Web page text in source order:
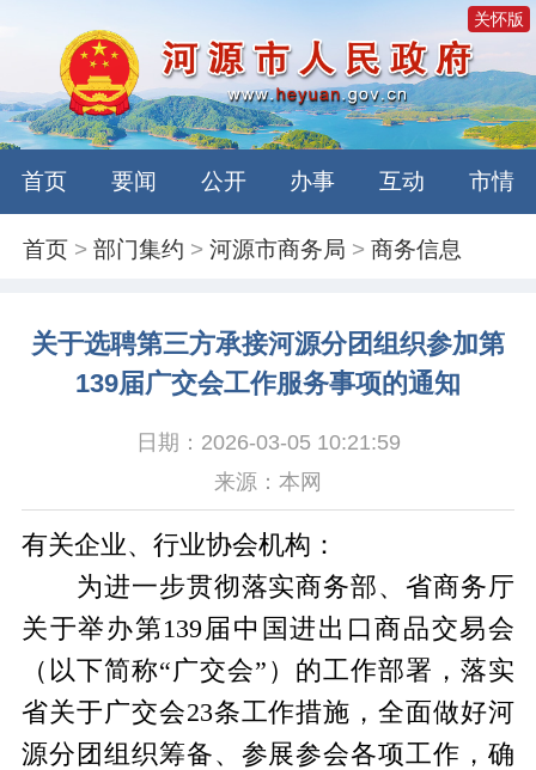
关怀版
首页 要闻 公开 办事 互动 市情
首页 >部门集约 >河源市商务局 >商务信息
关于选聘第三方承接河源分团组织参加第
139届广交会工作服务事项的通知
日期：2026-03-05 10:21:59
来源：本网
有关企业、行业协会机构：
为进一步贯彻落实商务部、省商务厅
关于举办第139届中国进出口商品交易会
（以下简称“广交会”）的工作部署，落实
省关于广交会23条工作措施，全面做好河
源分团组织筹备、参展参会各项工作，确